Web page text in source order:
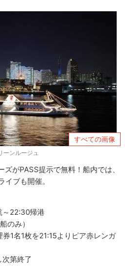
すべての画像
ーンルージュ
がPASS提示で無料！船内では、
ブも開催。
～22:30帰港
のみ）
1名1枚を21:15よりピア赤レンガ
第終了